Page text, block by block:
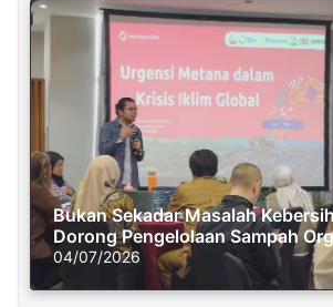
Bukan Sekadar Masalah
Dorong Pengelolaan Sampah
Solusi Krisis Iklim
04/07/2026